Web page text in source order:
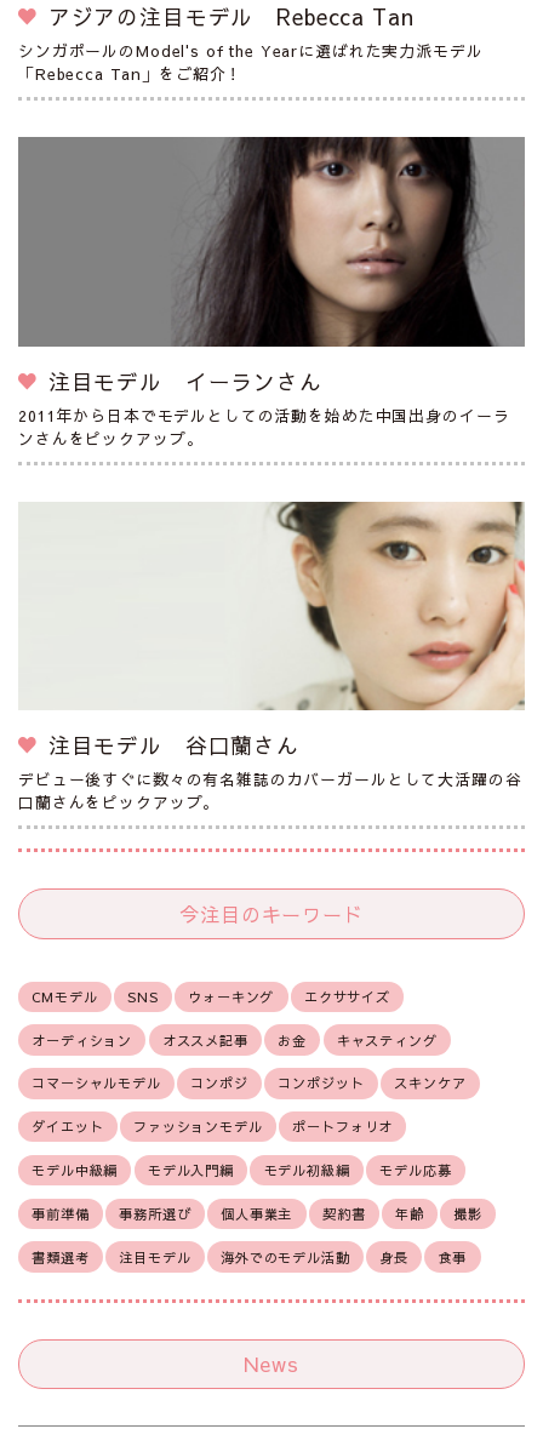
アジアの注目モデル Rebecca Tan
シンガポールのModel's of the Yearに選ばれた実力派モデル
「Rebecca Tan」をご紹介！
注目モデル イーランさん
2011年から日本でモデルとしての活動を始めた中国出身のイーラ
ンさんをピックアップ。
注目モデル 谷口蘭さん
デビュー後すぐに数々の有名雑誌のカバーガールとして大活躍の谷
口蘭さんをピックアップ。
今注目のキーワード
CMモデル SNS ウォーキング エクササイズ
オーディション オススメ記事 お金 キャスティング
コマーシャルモデル コンポジ コンポジット スキンケア
ダイエット ファッションモデル ポートフォリオ
モデル中級編 モデル入門編 モデル初級編 モデル応募
事前準備 事務所選び 個人事業主 契約書 年齢 撮影
書類選考 注目モデル 海外でのモデル活動 身長 食事
News